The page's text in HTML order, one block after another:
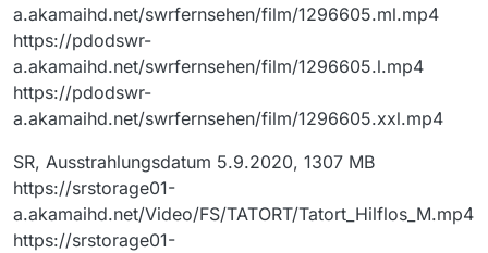
a.akamaihd.net/swrfernsehen/film/1296605.ml.mp4
https://pdodswr-
a.akamaihd.net/swrfernsehen/film/1296605.l.mp4
https://pdodswr-
a.akamaihd.net/swrfernsehen/film/1296605.xxl.mp4
SR, Ausstrahlungsdatum 5.9.2020, 1307 MB
https://srstorage01-
a.akamaihd.net/Video/FS/TATORT/Tatort_Hilflos_M.mp4
https://srstorage01-